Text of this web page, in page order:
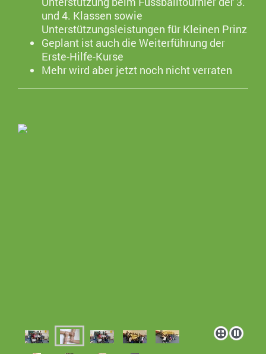
und 4. Klassen sowie
Unterstützungsleistungen für Kleinen Prinz
Geplant ist auch die Weiterführung der
Erste-Hilfe-Kurse
Mehr wird aber jetzt noch nicht verraten